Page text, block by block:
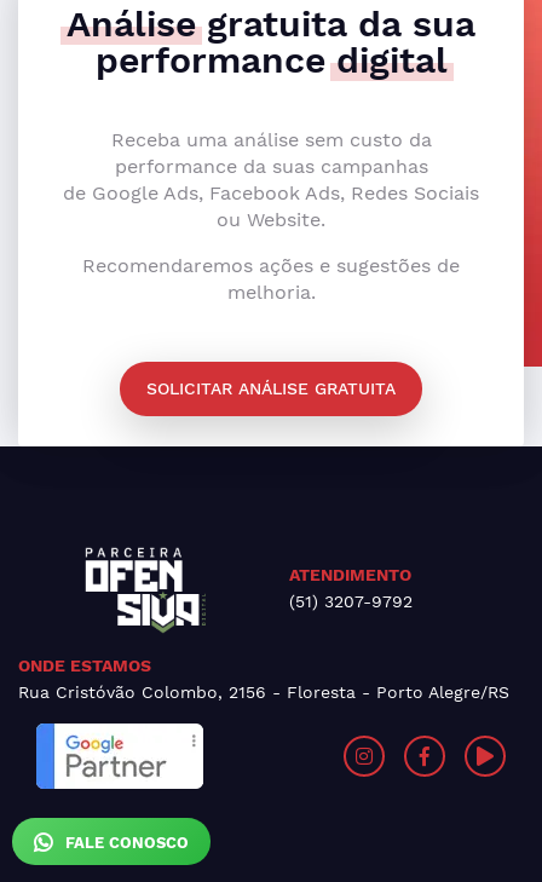
FALE CONOSCO
Análisegratuita da sua
performancedigital
Receba uma análise sem custo da
performance da suas campanhas
de Google Ads, Facebook Ads, Redes Sociais
ou Website.
Recomendaremos ações e sugestões de
melhoria.
SOLICITAR ANÁLISE GRATUITA
ATENDIMENTO
(51) 3207-9792
ONDE ESTAMOS
Rua Cristóvão Colombo, 2156 - Floresta - Porto Alegre/RS